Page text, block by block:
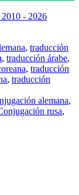
- 2026
, traducción
, traducción árabe,
, traducción
, traducción
alemana,
rusa,